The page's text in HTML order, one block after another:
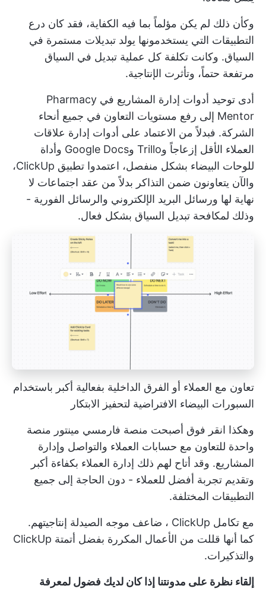
وكأن ذلك لم يكن مؤلماً بما فيه الكفاية، فقد كان درع
التطبيقات التي يستخدمونها يولد تبديلات مستمرة في
السياق. وكانت تكلفة كل عملية تبديل في السياق
مرتفعة حتماً، وتأثرت الإنتاجية.
أدى توحيد أدوات إدارة المشاريع في Pharmacy
Mentor إلى رفع مستويات التعاون في جميع أنحاء
الشركة. فبدلاً من الاعتماد على أدوات إدارة علاقات
العملاء الأقل إزعاجاً وTrillo وGoogle Docs وأداة
للوحات البيضاء بشكل منفصل، اعتمدوا تطبيق ClickUp،
والآن يتعاونون ضمن التذاكر بدلاً من عقد اجتماعات لا
نهاية لها ورسائل البريد الإلكتروني والرسائل الفورية -
وذلك لمكافحة تبديل السياق بشكل فعال.
تعاون مع العملاء أو الفرق الداخلية بفعالية أكبر باستخدام
السبورات البيضاء الافتراضية لتحفيز الابتكار
وهكذا انقر فوق أصبحت منصة فارمسي مينتور منصة
واحدة للتعاون مع حسابات العملاء والتواصل وإدارة
المشاريع. وقد أتاح لهم ذلك إدارة العملاء بكفاءة أكبر
وتقديم تجربة أفضل للعملاء - دون الحاجة إلى جميع
التطبيقات المختلفة.
مع تكامل ClickUp
، ضاعف موجه الصيدلة إنتاجيتهم.
كما أنها قللت من الأعمال المكررة بفضل أتمتة ClickUp
والتذكيرات.
إلقاء نظرة على مدونتنا إذا كان لديك فضول لمعرفة